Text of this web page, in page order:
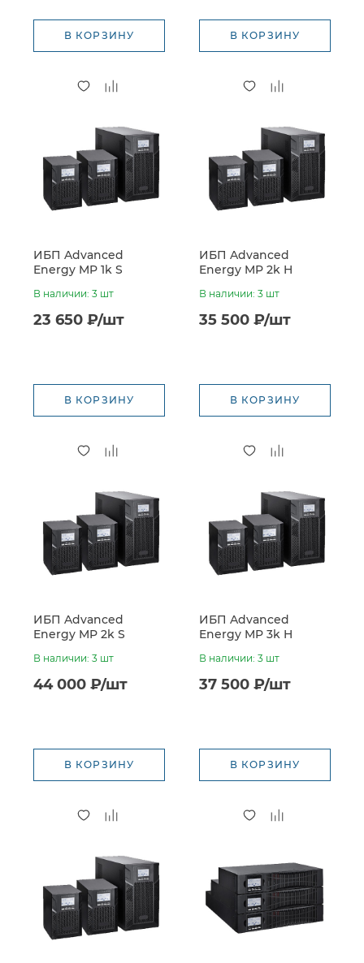
В КОРЗИНУ В КОРЗИНУ
ИБП Advanced
Energy MP 1k S
батареи 2*7Ач)
В наличии: 3 шт
23 650 ₽/шт
В КОРЗИНУ
ИБП Advanced
Energy MP 2k H
В наличии: 3 шт
35 500 ₽/шт
В КОРЗИНУ
ИБП Advanced
Energy MP 2k S
батареи 4*7Ач)
В наличии: 3 шт
44 000 ₽/шт
В КОРЗИНУ
ИБП Advanced
Energy MP 3k H
В наличии: 3 шт
37 500 ₽/шт
В КОРЗИНУ